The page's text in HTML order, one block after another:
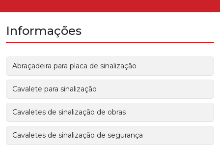
Informações
Abraçadeira para placa de sinalização
Cavalete para sinalização
Cavaletes de sinalização de obras
Cavaletes de sinalização de segurança